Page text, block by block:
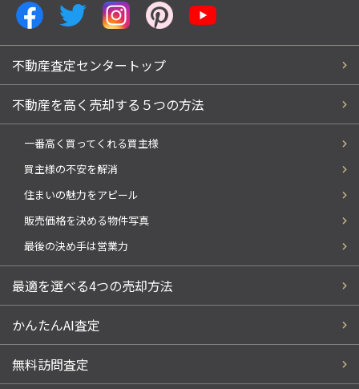
不動産査定センタートップ
不動産を高く売却する５つの方法
一番高く買ってくれる買主様
買主様の不安を解消
住まいの魅力をアピール
販売価格を決める物件写真
最後の決め手は営業力
最適を選べる4つの売却方法
かんたんAI査定
無料訪問査定